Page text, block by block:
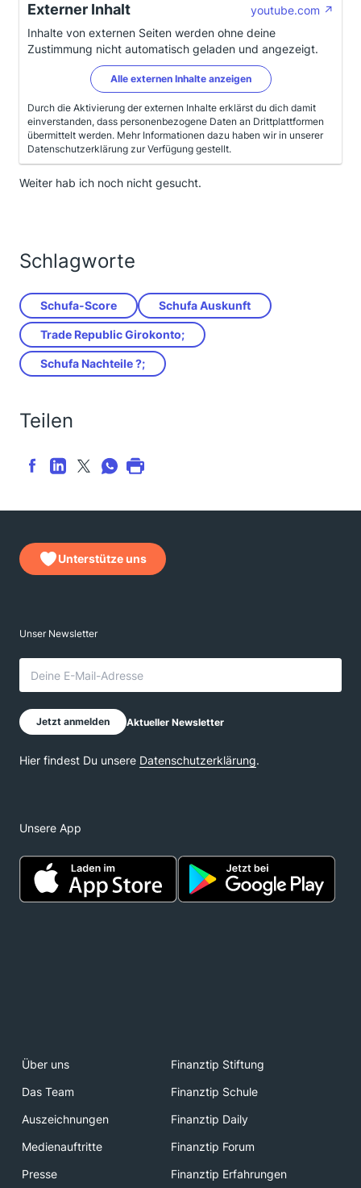
Externer Inhalt
youtube.com
Inhalte von externen Seiten werden ohne deine
Zustimmung nicht automatisch geladen und angezeigt.
Alle externen Inhalte anzeigen
Durch die Aktivierung der externen Inhalte erklärst du dich damit
einverstanden, dass personenbezogene Daten an Drittplattformen
übermittelt werden. Mehr Informationen dazu haben wir in unserer
Datenschutzerklärung zur Verfügung gestellt.
Weiter hab ich noch nicht gesucht.
Schlagworte
Schufa-Score Schufa Auskunft
Trade Republic Girokonto;
Schufa Nachteile ?;
Teilen
Unterstütze uns
Unsere App
Über uns
Finanztip Stiftung
Das Team
Finanztip Schule
Auszeichnungen
Finanztip Daily
Medienauftritte
Finanztip Forum
Presse
Finanztip Erfahrungen